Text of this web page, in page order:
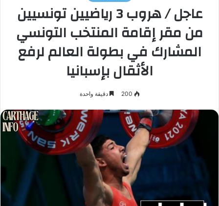
عاجل / هروب 3 رياضيين تونسيين
من مقر إقامة المنتخب التونسي
المشارك في بطولة العالم لرفع
الأثقال بإسبانيا
200 دقيقة واحدة